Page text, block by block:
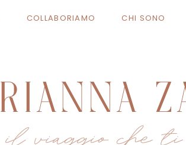
COLLABORIAMO CHI SONO